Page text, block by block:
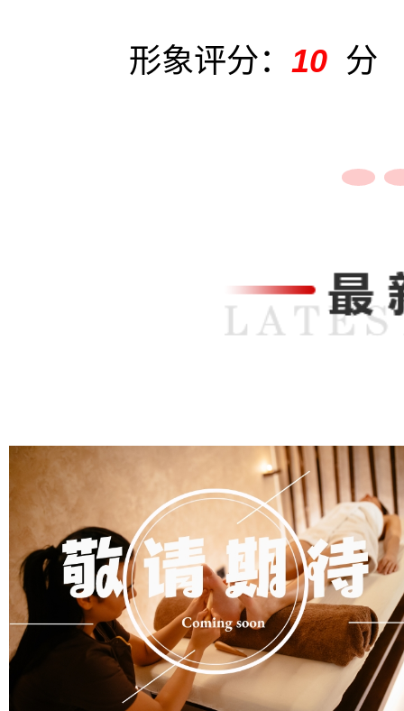
形象评分：10 分